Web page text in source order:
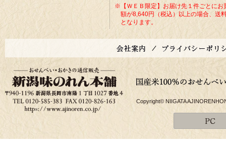
※【ＷＥＢ限定】お届け先１件ごとにお
額が8,640円（税込）以上の場合、送
となります。
Copyright© NIIGATA